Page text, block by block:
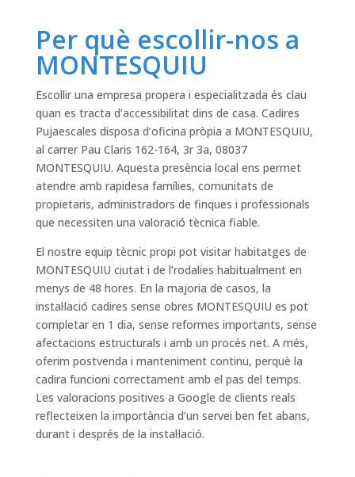
Per què escollir-nos a
MONTESQUIU
Escollir una empresa propera i especialitzada és clau
quan es tracta d’accessibilitat dins de casa. Cadires
Pujaescales disposa d’oficina pròpia a MONTESQUIU,
al carrer Pau Claris 162-164, 3r 3a, 08037
MONTESQUIU. Aquesta presència local ens permet
atendre amb rapidesa famílies, comunitats de
propietaris, administradors de finques i professionals
que necessiten una valoració tècnica fiable.
El nostre equip tècnic propi pot visitar habitatges de
MONTESQUIU ciutat i de l’rodalies habitualment en
menys de 48 hores. En la majoria de casos, la
instal·lació cadires sense obres MONTESQUIU es pot
completar en 1 dia, sense reformes importants, sense
afectacions estructurals i amb un procés net. A més,
oferim postvenda i manteniment continu, perquè la
cadira funcioni correctament amb el pas del temps.
Les valoracions positives a Google de clients reals
reflecteixen la importància d’un servei ben fet abans,
durant i després de la instal·lació.